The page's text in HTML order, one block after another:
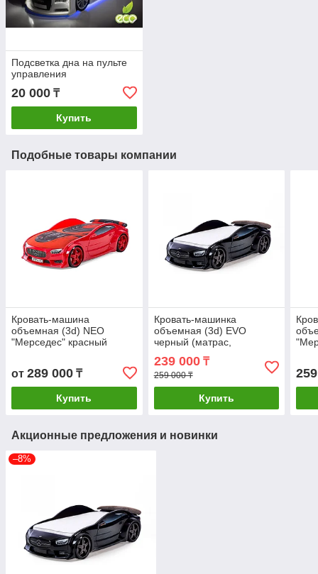
Подсветка дна на пульте
управления
20 000 ₸
Купить
Подобные товары компании
Кровать-машина
объемная (3d) NEO
"Мерседес" красный
от 289 000 ₸
Купить
Кровать-машинка
объемная (3d) EVO
черный (матрас,
239 000₸
259 000 ₸
Купить
Акционные предложения и новинки
–8%